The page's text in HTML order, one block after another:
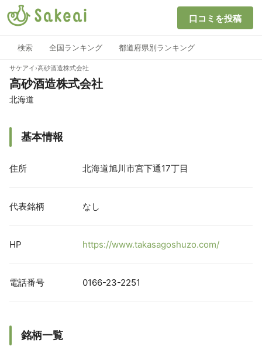
口コミを投稿
検索 全国ランキング 都道府県別ランキング
サケアイ ›高砂酒造株式会社
高砂酒造株式会社
北海道
基本情報
住所 北海道旭川市宮下通17丁目
代表銘柄 なし
HP https://www.takasagoshuzo.com/
電話番号 0166-23-2251
銘柄一覧